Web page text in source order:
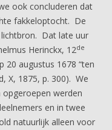
ook concluderen dat
fakkeloptocht. De
Dat late uur
Herinckx, 12de
20 augustus 1678 “ten
X, 1875, p. 300). We
werden
en in twee
natuurlijk alleen voor